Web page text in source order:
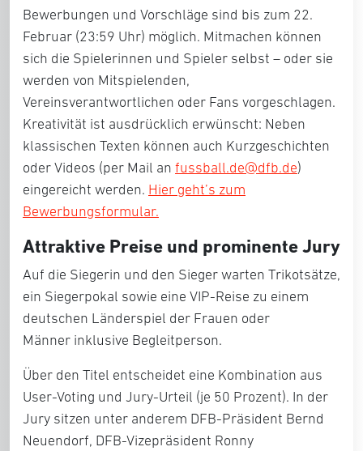
Bewerbungen und Vorschläge sind bis zum 22.
Februar (23:59 Uhr) möglich. Mitmachen können
sich die Spielerinnen und Spieler selbst – oder sie
werden von Mitspielenden,
Vereinsverantwortlichen oder Fans vorgeschlagen.
Kreativität ist ausdrücklich erwünscht: Neben
klassischen Texten können auch Kurzgeschichten
oder Videos (per Mail an fussball.de@dfb.de)
eingereicht werden. Hier geht’s zum
Bewerbungsformular.
Attraktive Preise und prominente Jury
Auf die Siegerin und den Sieger warten Trikotsätze,
ein Siegerpokal sowie eine VIP-Reise zu einem
deutschen Länderspiel der Frauen oder
Männer inklusive Begleitperson.
Über den Titel entscheidet eine Kombination aus
User-Voting und Jury-Urteil (je 50 Prozent). In der
Jury sitzen unter anderem DFB-Präsident Bernd
Neuendorf, DFB-Vizepräsident Ronny